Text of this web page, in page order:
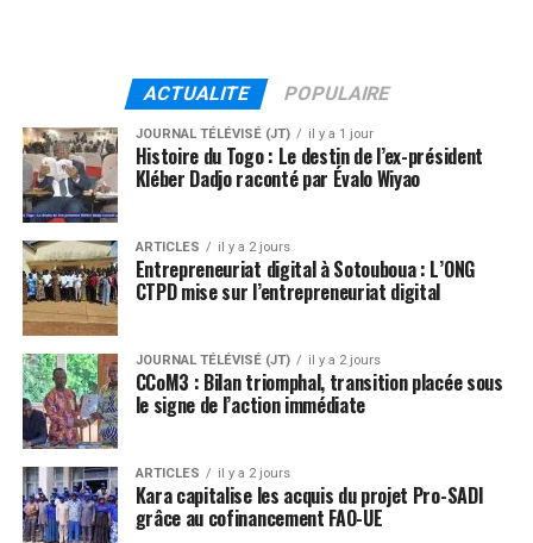
ACTUALITE POPULAIRE
JOURNAL TÉLÉVISÉ (JT) il y a 1 jour
Histoire du Togo : Le destin de l’ex-président
Kléber Dadjo raconté par Évalo Wiyao
ARTICLES il y a 2 jours
Entrepreneuriat digital à Sotouboua : L’ONG
CTPD mise sur l’entrepreneuriat digital
JOURNAL TÉLÉVISÉ (JT) il y a 2 jours
CCoM3 : Bilan triomphal, transition placée sous
le signe de l’action immédiate
ARTICLES il y a 2 jours
Kara capitalise les acquis du projet Pro-SADI
grâce au cofinancement FAO-UE